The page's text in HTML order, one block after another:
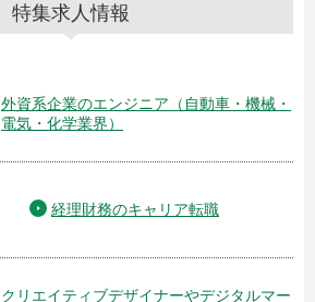
特集求人情報
外資系企業のエンジニア（自動車・機械・
電気・化学業界）
経理財務のキャリア転職
クリエイティブデザイナーやデジタルマー